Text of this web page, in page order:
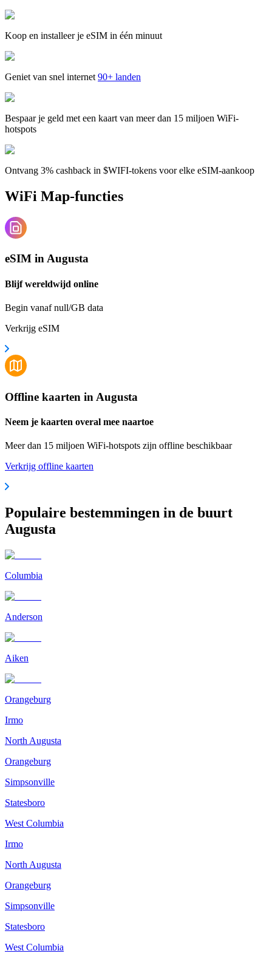
Koop en installeer je eSIM in één minuut
Geniet van snel internet 90+ landen
Bespaar je geld met een kaart van meer dan 15 miljoen WiFi-
hotspots
Ontvang 3% cashback in $WIFI-tokens voor elke eSIM-aankoop
WiFi Map-functies
eSIM in Augusta
Blijf wereldwijd online
Begin vanaf null/GB data
Verkrijg eSIM
Offline kaarten in Augusta
Neem je kaarten overal mee naartoe
Meer dan 15 miljoen WiFi-hotspots zijn offline beschikbaar
Verkrijg offline kaarten
Populaire bestemmingen in de buurt
Augusta
Columbia
Anderson
Aiken
Orangeburg
Irmo
North Augusta
Orangeburg
Simpsonville
Statesboro
West Columbia
Irmo
North Augusta
Orangeburg
Simpsonville
Statesboro
West Columbia